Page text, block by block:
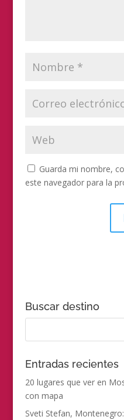
Guarda mi nombre,
este navegador para la
Buscar destino
Entradas recientes
20 lugares que ver en
con mapa
Sveti Stefan,